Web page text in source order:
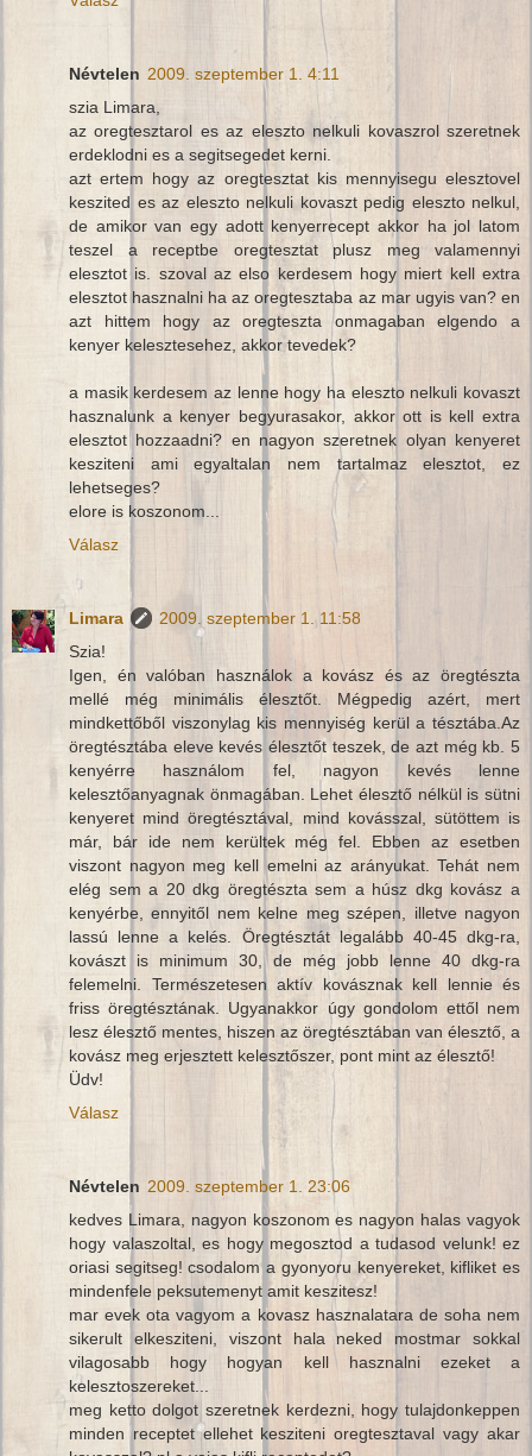
Névtelen 2009. szeptember 1. 4:11
szia Limara,
az oregtesztarol es az eleszto nelkuli kovaszrol szeretnek
erdeklodni es a segitsegedet kerni.
azt ertem hogy az oregtesztat kis mennyisegu elesztovel
keszited es az eleszto nelkuli kovaszt pedig eleszto nelkul,
de amikor van egy adott kenyerrecept akkor ha jol latom
teszel a receptbe oregtesztat plusz meg valamennyi
elesztot is. szoval az elso kerdesem hogy miert kell extra
elesztot hasznalni ha az oregtesztaba az mar ugyis van? en
azt hittem hogy az oregteszta onmagaban elgendo a
kenyer kelesztesehez, akkor tevedek?
a masik kerdesem az lenne hogy ha eleszto nelkuli kovaszt
hasznalunk a kenyer begyurasakor, akkor ott is kell extra
elesztot hozzaadni? en nagyon szeretnek olyan kenyeret
kesziteni ami egyaltalan nem tartalmaz elesztot, ez
lehetseges?
elore is koszonom...
Válasz
Limara
2009. szeptember 1. 11:58
Szia!
Igen, én valóban használok a kovász és az öregtészta
mellé még minimális élesztőt. Mégpedig azért, mert
mindkettőből viszonylag kis mennyiség kerül a tésztába.Az
öregtésztába eleve kevés élesztőt teszek, de azt még kb. 5
kenyérre használom fel, nagyon kevés lenne
kelesztőanyagnak önmagában. Lehet élesztő nélkül is sütni
kenyeret mind öregtésztával, mind kovásszal, sütöttem is
már, bár ide nem kerültek még fel. Ebben az esetben
viszont nagyon meg kell emelni az arányukat. Tehát nem
elég sem a 20 dkg öregtészta sem a húsz dkg kovász a
kenyérbe, ennyitől nem kelne meg szépen, illetve nagyon
lassú lenne a kelés. Öregtésztát legalább 40-45 dkg-ra,
kovászt is minimum 30, de még jobb lenne 40 dkg-ra
felemelni. Természetesen aktív kovásznak kell lennie és
friss öregtésztának. Ugyanakkor úgy gondolom ettől nem
lesz élesztő mentes, hiszen az öregtésztában van élesztő, a
kovász meg erjesztett kelesztőszer, pont mint az élesztő!
Üdv!
Válasz
Névtelen 2009. szeptember 1. 23:06
kedves Limara, nagyon koszonom es nagyon halas vagyok
hogy valaszoltal, es hogy megosztod a tudasod velunk! ez
oriasi segitseg! csodalom a gyonyoru kenyereket, kifliket es
mindenfele peksutemenyt amit keszitesz!
mar evek ota vagyom a kovasz hasznalatara de soha nem
sikerult elkesziteni, viszont hala neked mostmar sokkal
vilagosabb hogy hogyan kell hasznalni ezeket a
kelesztoszereket...
meg ketto dolgot szeretnek kerdezni, hogy tulajdonkeppen
minden receptet ellehet kesziteni oregtesztaval vagy akar